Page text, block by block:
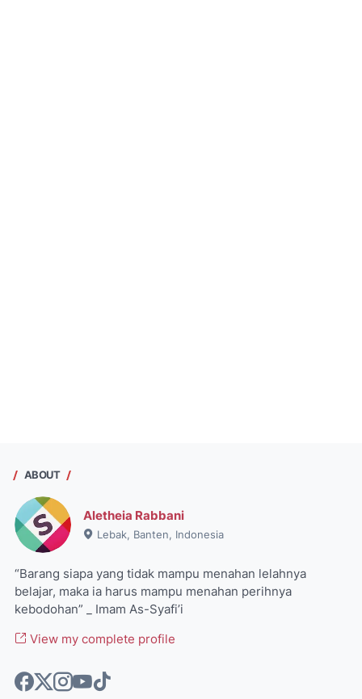
ABOUT
Aletheia Rabbani
Lebak, Banten, Indonesia
“Barang siapa yang tidak mampu menahan lelahnya
belajar, maka ia harus mampu menahan perihnya
kebodohan” _ Imam As-Syafi’i
View my complete profile